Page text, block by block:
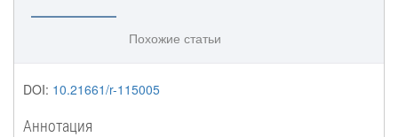
Похожие статьи
DOI: 10.21661/r-115005
Аннотация